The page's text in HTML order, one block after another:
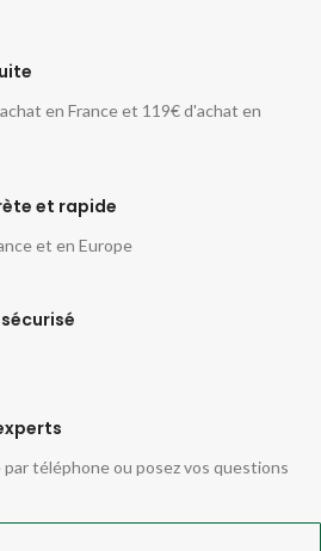
en France et 119€ d'achat en
et rapide
et en Europe
par téléphone ou posez vos questions